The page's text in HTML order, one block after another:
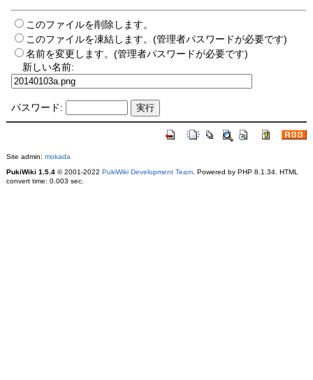
このファイルを削除します。
このファイルを凍結します。(管理者パスワードが必要です)
名前を変更します。(管理者パスワードが必要です)
新しい名前:
パスワード:
Site admin: mokada
PukiWiki 1.5.4© 2001-2022 PukiWiki Development Team. Powered by PHP 8.1.34. HTML
convert time: 0.003 sec.